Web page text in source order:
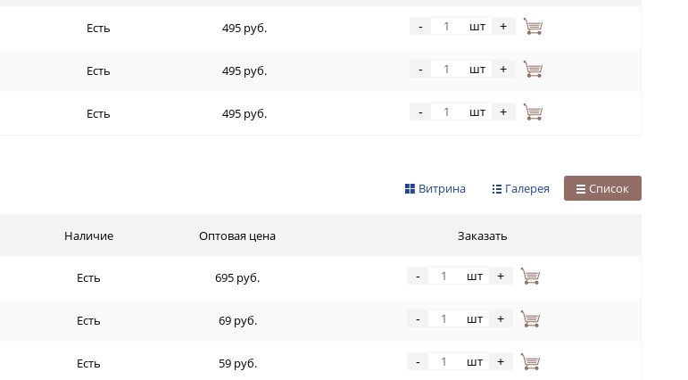
Есть 495 руб. - шт +
Есть 495 руб. - шт +
Есть 495 руб. - шт +
Список
Галерея
Витрина
Наличие Оптовая цена Заказать
Есть 695 руб. - шт +
Есть 69 руб. - шт +
Есть 59 руб. - шт +